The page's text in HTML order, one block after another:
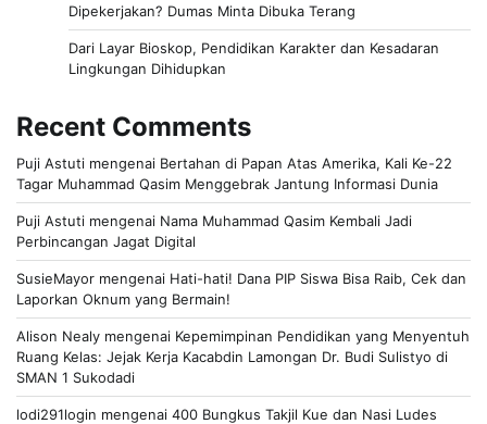
Dipekerjakan? Dumas Minta Dibuka Terang
Dari Layar Bioskop, Pendidikan Karakter dan Kesadaran
Lingkungan Dihidupkan
Recent Comments
Puji Astuti mengenai Bertahan di Papan Atas Amerika, Kali Ke-22
Tagar Muhammad Qasim Menggebrak Jantung Informasi Dunia
Puji Astuti mengenai Nama Muhammad Qasim Kembali Jadi
Perbincangan Jagat Digital
SusieMayor mengenai Hati-hati! Dana PIP Siswa Bisa Raib, Cek dan
Laporkan Oknum yang Bermain!
Alison Nealy mengenai Kepemimpinan Pendidikan yang Menyentuh
Ruang Kelas: Jejak Kerja Kacabdin Lamongan Dr. Budi Sulistyo di
SMAN 1 Sukodadi
lodi291login mengenai 400 Bungkus Takjil Kue dan Nasi Ludes